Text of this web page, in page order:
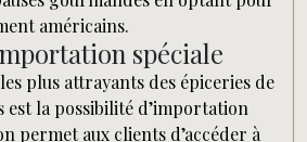
américains.
spéciale
plus attrayants des épiceries de
la possibilité d’importation
permet aux clients d’accéder à